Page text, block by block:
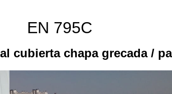
EN 795C
cubierta chapa grecada /